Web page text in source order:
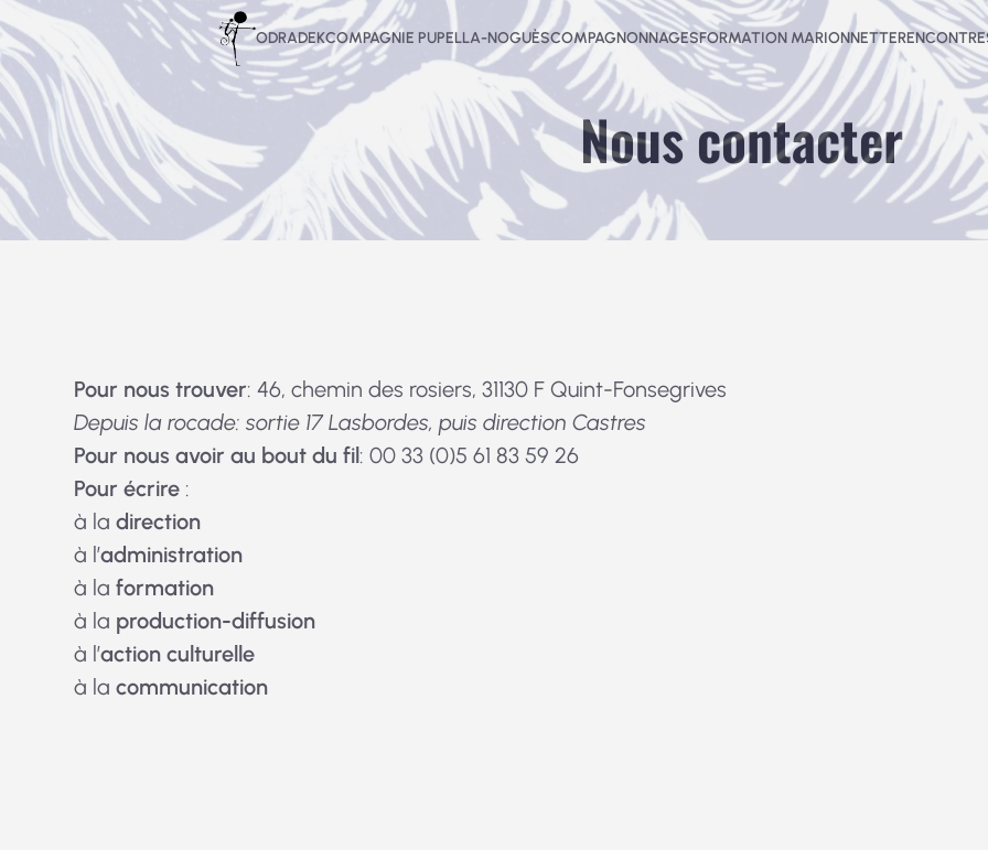
Aller
au
contenu
ODRADEKCOMPAGNIE PUPELLA-NOGUÈSCOMPAGNONNAGESFORMATION MARIONNETTE
Nous contacter
Pour nous trouver: 46, chemin des rosiers, 31130 F Quint-Fonsegrives
Depuis la rocade: sortie 17 Lasbordes, puis direction Castres
Pour nous avoir au bout du fil: 00 33 (0)5 61 83 59 26
Pour écrire :
à ladirection
à l’administration
à laformation
à la production-diffusion
à l’action culturelle
à lacommunication